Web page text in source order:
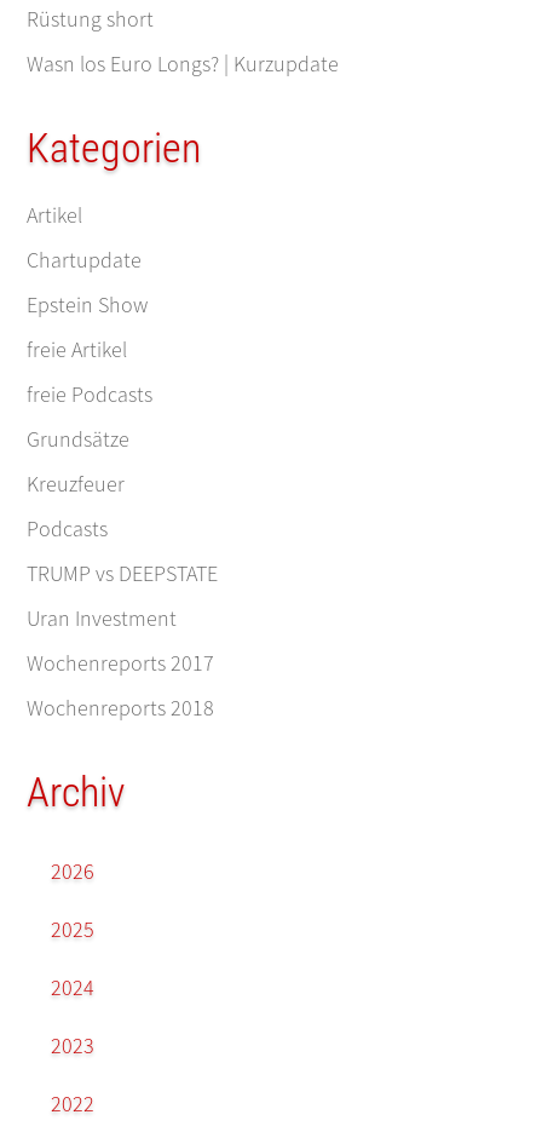
Rüstung short
Wasn los Euro Longs? | Kurzupdate
Kategorien
Artikel
Chartupdate
Epstein Show
freie Artikel
freie Podcasts
Grundsätze
Kreuzfeuer
Podcasts
TRUMP vs DEEPSTATE
Uran Investment
Wochenreports 2017
Wochenreports 2018
Archiv
2026
2025
2024
2023
2022